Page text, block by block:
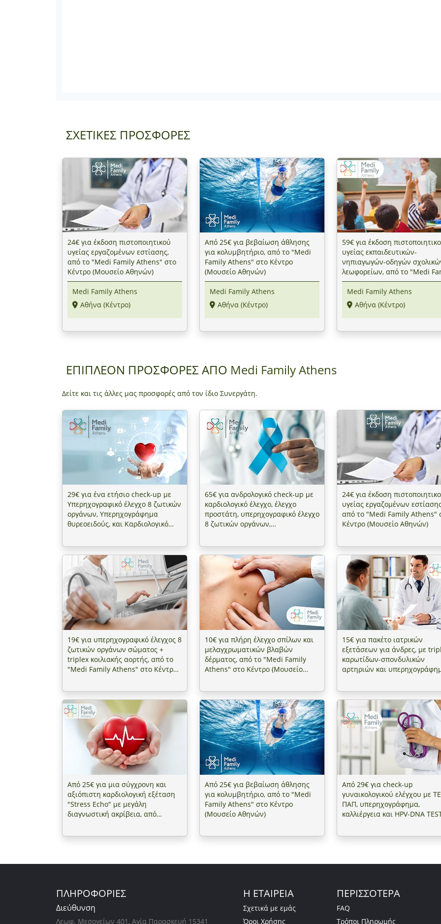
ΣΧΕΤΙΚΕΣ ΠΡΟΣΦΟΡΕΣ
24€ για έκδοση πιστοποιητικού
υγείας εργαζομένων εστίασης,
από το "Medi Family Athens" στο
Κέντρο (Μουσείο Αθηνών)
Medi Family Athens
Αθήνα (Κέντρο)
Από 25€ για βεβαίωση άθλησης
για κολυμβητήριο, από το "Medi
Family Athens" στο Κέντρο
(Μουσείο Αθηνών)
Medi Family Athens
Αθήνα (Κέντρο)
59€ για έκδοση
υγείας εκπαιδευτικών-
νηπιαγωγών-οδηγών
λεωφορείων, από το "Medi
Athens" στο Κέντρο (Μουσείο
Αθηνών)
Medi Family Athens
Αθήνα (Κέντρο)
ΕΠΙΠΛΕΟΝ ΠΡΟΣΦΟΡΕΣ ΑΠΟ Medi Family Athens
Δείτε και τις άλλες μας προσφορές από τον ίδιο Συνεργάτη.
29€ για ένα ετήσιο check-up με
Υπερηχογραφικό έλεγχο 8 ζωτικών
οργάνων, Υπερηχογράφημα
θυρεοειδούς, και Καρδιολογικό
Αθηνών)
65€ για ανδρολογικό check-up με
καρδιολογικό έλεγχο, έλεγχο
προστάτη, υπερηχογραφικό έλεγχο
8 ζωτικών οργάνων,
από ειδικό ιατρό, από το "Medi
Family Athens" στο Κέντρο
(Μουσείο Αθηνών)
24€ για έκδοση
υγείας εργαζομένων
από το "Medi Family Athens"
Κέντρο (Μουσείο Αθηνών)
19€ για υπερηχογραφικό έλεγχος 8
ζωτικών οργάνων σώματος +
triplex κοιλιακής αορτής, από το
"Medi Family Athens" στο Κέντρο
10€ για πλήρη έλεγχο σπίλων και
μελαγχρωματικών βλαβών
δέρματος, από το "Medi Family
Athens" στο Κέντρο (Μουσείο
15€ για πακέτο ιατρικών
εξετάσεων για άνδρες, με
καρωτίδων-σπονδυλικών
αρτηριών και
Athens" στο Κέντρο (Μουσείο
Αθηνών)
Από 25€ για μια σύγχρονη και
αξιόπιστη καρδιολογική εξέταση
"Stress Echo" με μεγάλη
διαγνωστική ακρίβεια, από
Από 25€ για βεβαίωση άθλησης
για κολυμβητήριο, από το "Medi
Family Athens" στο Κέντρο
(Μουσείο Αθηνών)
Από 29€ για check-up
γυναικολογικού ελέγχου με
ΠΑΠ, υπερηχογράφημα,
καλλιέργεια και HPV-DNA
ΠΛΗΡΟΦΟΡΙΕΣ
Διεύθυνση
Λεωφ. Μεσογείων 401, Αγία Παρασκευή 15341
Η ΕΤΑΙΡΕΙΑ
Σχετικά με εμάς
Όροι Χρήσης
ΠΕΡΙΣΣΟΤΕΡΑ
FAQ
Τρόποι Πληρωμής